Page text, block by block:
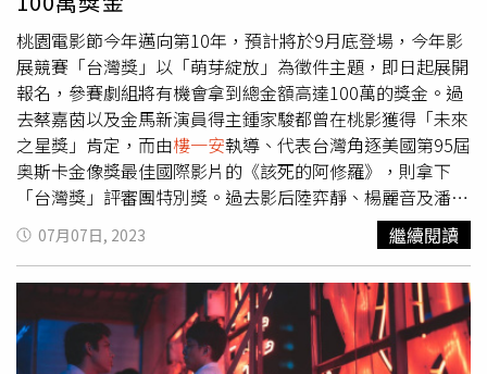
神權陰影下的暴力輪迴。《淪落人》導演陳小娟的《虎毒
不》，關照深陷育兒困境與性別分工桎梏的現代女性。香港
新銳導演葉鈺瀛的《寄了一整個春天》，以戀物癖勾描女孩
成長，獲選為香港亞洲電影節開幕片。《夜校女生》由陳姸
霏詮釋校園階級壓力下的迷惘少女，與項婕如、邱以太一同
釋放酸澀青春。馬來西亞導演張吉安新片《搖籃凡世》再探
大馬禁忌，描述棄嬰倉內的母親。（圖／金馬執委會提供）
還有五部將在金馬影展世界首映的台灣作品。趙德胤最新紀
錄片《櫻桃號》，針對軍事政變後前途未卜的緬甸故鄉，以
港口與渡輪為引傾訴鄉愁。《跳進部落的孩子》記錄排灣族
編舞家布拉瑞揚返鄉創立舞團，捕捉生活軌跡之餘，還留下
藝術家的孤獨身影。
樓一安在影集《喝酒吧！笨蛋：第1-2
集》再度攜手金馬影帝莫子儀，並讓他以失去嗅味覺的喪志
酒保角色，突破過往形象大秀另類痞樣，混搭調出喜劇新滋
桃園電影節「台灣獎」完整徵件簡章與網路報名表單等更多
資訊，請上桃園電影節官方網站查詢。
桃園電影節今年邁向第10年，預計將於9月底登場，今年影
展競賽「台灣獎」以「萌芽綻放」為徵件主題，即日起展開
報名，參賽劇組將有機會拿到總金額高達100萬的獎金。過
去蔡嘉茵以及金馬新演員得主鍾家駿都曾在桃影獲得「未來
之星獎」肯定，而由樓一安執導、代表台灣角逐美國第95屆
奥斯卡金像獎最佳國際影片的《該死的阿修羅》，則拿下
「台灣獎」評審團特別獎。過去影后陸弈靜、楊麗音及潘麗
麗等獲頒演員大獎，潘麗麗獲獎時表示，「希望台灣電影可
以受到更多扶持，拍出更多好電影」，對「台灣獎」的成立
表達了支持與肯定。桃園電影節2019年最佳演員及未來之
星獎雙料得主為《只有大海知道》的鍾家駿。（圖／桃園電
影節提供）今年的桃園電影節台灣獎將以「萌芽綻放」為徵
件主題，創作者可自即日起展開報名，並於8月7日截止收
07月07日, 2023 繼續閱讀